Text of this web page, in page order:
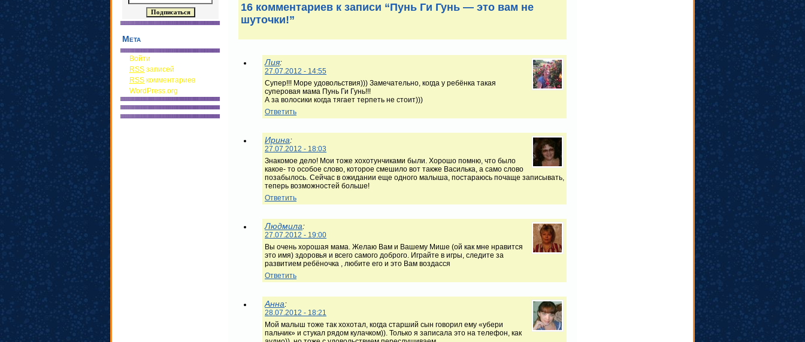
Мета
Войти
RSS записей
RSS комментариев
WordPress.org
16 комментариев к записи “Пунь Ги Гунь — это вам не
шуточки!”
Лия:
27.07.2012 - 14:55
Супер!!! Море удовольствия))) Замечательно, когда у ребёнка такая
суперовая мама Пунь Ги Гунь!!!
А за волосики когда тягает терпеть не стоит)))
Ответить
Ирина:
27.07.2012 - 18:03
Знакомое дело! Мои тоже хохотунчиками были. Хорошо помню, что было
какое- то особое слово, которое смешило вот также Василька, а само слово
позабылось. Сейчас в ожидании еще одного малыша, постараюсь почаще записывать,
теперь возможностей больше!
Ответить
Людмила:
27.07.2012 - 19:00
Вы очень хорошая мама. Желаю Вам и Вашему Мише (ой как мне нравится
это имя) здоровья и всего самого доброго. Играйте в игры, следите за
развитием ребёночка , любите его и это Вам воздасся
Ответить
Анна:
28.07.2012 - 18:21
Мой малыш тоже так хохотал, когда старший сын говорил ему «убери
пальчик» и стукал рядом кулачком)). Только я записала это на телефон, как